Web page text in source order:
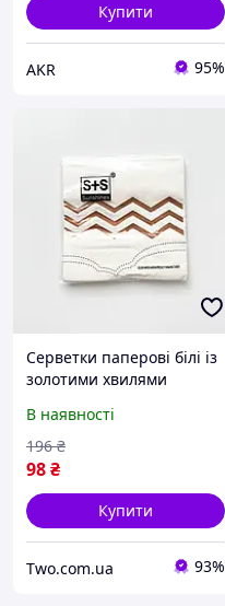
Купити
AKR 95%
Серветки паперові білі із
золотими хвилями
сервірування столу, дня
народження, весілля,
вечірки
В наявності
98₴
196 ₴
Купити
Two.com.ua 93%